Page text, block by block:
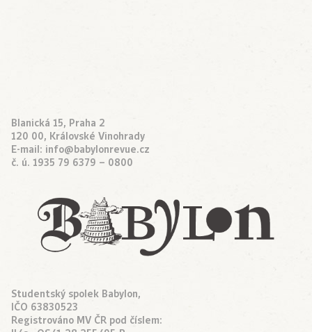
Blanická 15, Praha 2
120 00, Královské Vinohrady
E-mail: info@babylonrevue.cz
č. ú. 1935 79 6379 – 0800
Studentský spolek Babylon,
IČO 63830523
Registrováno MV ČR pod číslem: